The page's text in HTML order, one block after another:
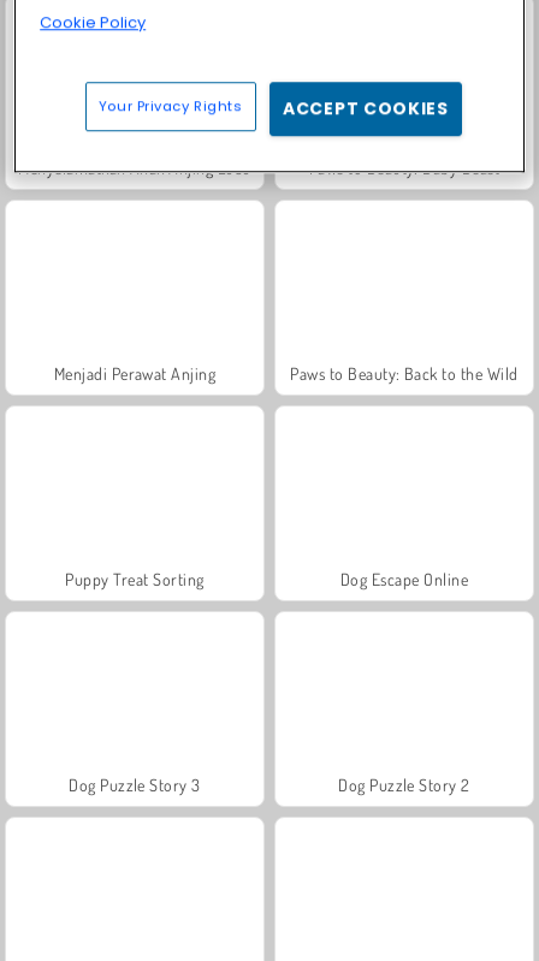
Menyelamatkan Anak Anjing Lucu Paws to Beauty: Baby Beast
Menjadi Perawat Anjing Paws to Beauty: Back to the Wild
Puppy Treat Sorting Dog Escape Online
Dog Puzzle Story 3 Dog Puzzle Story 2
Cookie Policy
Your Privacy Rights ACCEPT COOKIES